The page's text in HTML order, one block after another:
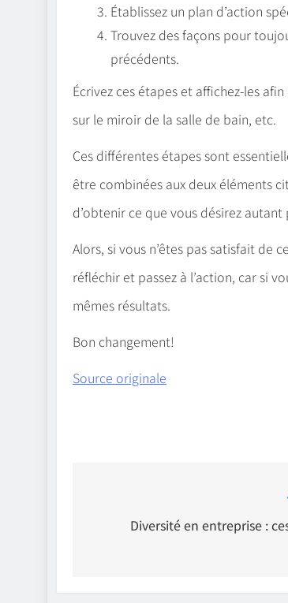
Établissez un plan d’action
Trouvez des façons pour
précédents.
Écrivez ces étapes et affichez-les
sur le miroir de la salle de bain, etc.
Ces différentes étapes sont
être combinées aux deux éléments
d’obtenir ce que vous désirez
Alors, si vous n’êtes pas satisfait de
réfléchir et passez à l’action, car si
mêmes résultats.
Bon changement!
Source originale
Diversité en entreprise :